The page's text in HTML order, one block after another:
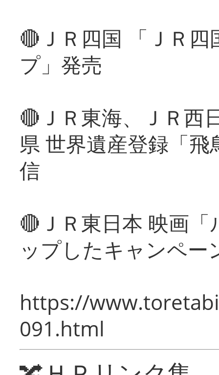
🔴ＪＲ四国 「ＪＲ
プ」発売
🔴ＪＲ東海、ＪＲ西
県 世界遺産登録「
信
🔴ＪＲ東日本 映画
ップしたキャンペー
https://
091.html